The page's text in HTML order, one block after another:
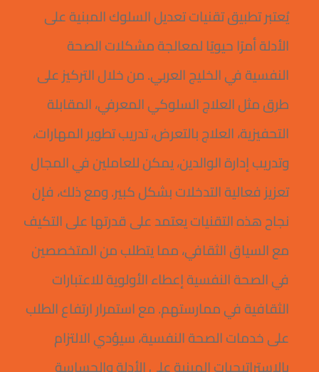
يُعتبر تطبيق تقنيات تعديل السلوك المبنية على
الأدلة أمرًا حيويًا لمعالجة مشكلات الصحة
النفسية في الخليج العربي. من خلال التركيز على
طرق مثل العلاج السلوكي المعرفي، المقابلة
التحفيزية، العلاج بالتعرض، تدريب تطوير المهارات،
وتدريب إدارة الوالدين، يمكن للعاملين في المجال
تعزيز فعالية التدخلات بشكل كبير. ومع ذلك، فإن
نجاح هذه التقنيات يعتمد على قدرتها على التكيف
مع السياق الثقافي، مما يتطلب من المتخصصين
في الصحة النفسية إعطاء الأولوية للاعتبارات
الثقافية في ممارستهم. مع استمرار ارتفاع الطلب
على خدمات الصحة النفسية، سيؤدي الالتزام